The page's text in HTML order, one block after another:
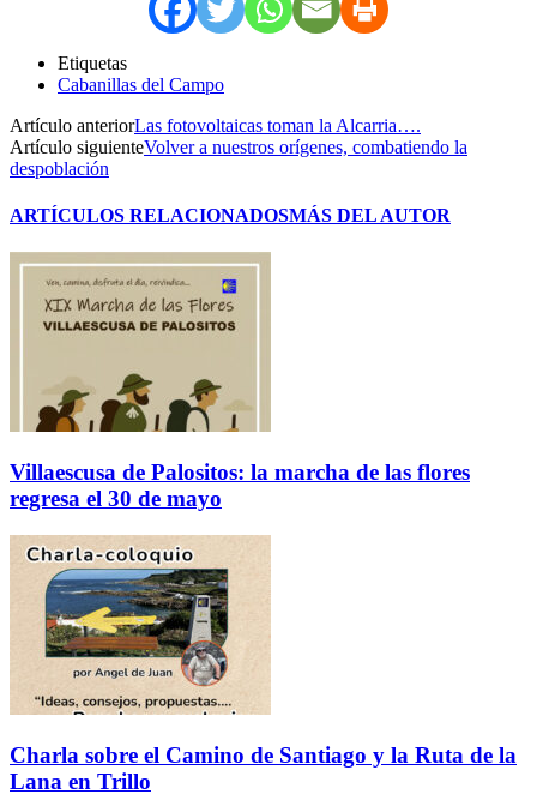
Etiquetas
Cabanillas del Campo
Artículo anteriorLas fotovoltaicas toman la Alcarria….
Artículo siguienteVolver a nuestros orígenes, combatiendo la
despoblación
ARTÍCULOS RELACIONADOSMÁS DEL AUTOR
Villaescusa de Palositos: la marcha de las flores
regresa el 30 de mayo
Charla sobre el Camino de Santiago y la Ruta de la
Lana en Trillo